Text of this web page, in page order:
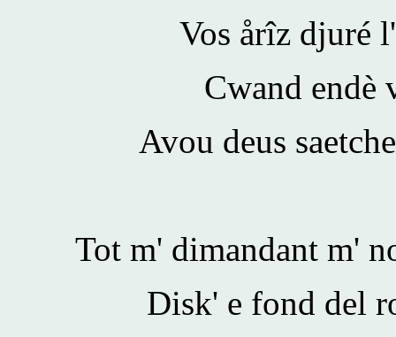
Vos årîz djuré
Cwand endè
Avou deus
Tot m' dimandant m'
Disk' e fond del